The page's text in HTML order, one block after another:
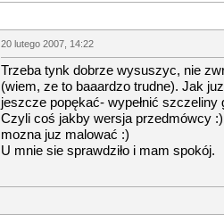
20 lutego 2007, 14:22
Trzeba tynk dobrze wysuszyc, nie
(wiem, ze to baaardzo trudne). Jak
jeszcze popękać- wypełnić
Czyli coś jakby wersja przedmówcy
mozna juz malować :)
U mnie sie sprawdziło i mam spokój.